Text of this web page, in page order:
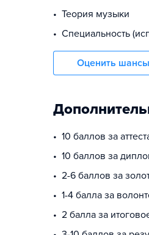
Теория музыки
Специальность
Оценить
10 баллов за
10 баллов за
2-6 баллов за
1-4 балла за
2 балла за